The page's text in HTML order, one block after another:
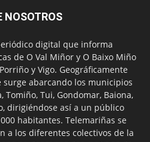
NOSOTROS
digital que informa
de O Val Miñor y O Baixo Miño
y Vigo. Geográficamente
abarcando los municipios
Tomiño, Tui, Gondomar, Baiona,
dirigiéndose así a un público
habitantes. Telemariñas se
a los diferentes colectivos de la